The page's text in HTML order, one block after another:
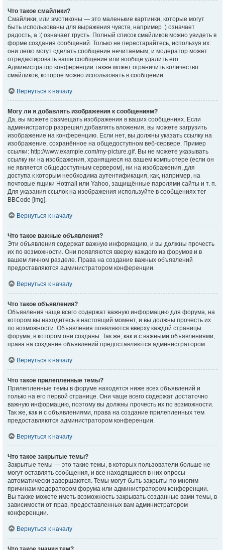
Что такое смайлики?
Смайлики, или эмотиконы — это маленькие картинки, которые могут
быть использованы для выражения чувств, например :) означает
радость, а :( означает грусть. Полный список смайликов можно увидеть в
форме создания сообщений. Только не перестарайтесь, используя их:
они легко могут сделать сообщение нечитаемым, и модератор может
отредактировать ваше сообщение или вообще удалить его.
Администратор конференции также может ограничить количество
смайликов, которое можно использовать в сообщении.
Вернуться к началу
Могу ли я добавлять изображения к сообщениям?
Да, вы можете размещать изображения в ваших сообщениях. Если
администратор разрешил добавлять вложения, вы можете загрузить
изображение на конференцию. Если нет, вы должны указать ссылку на
изображение, сохранённое на общедоступном веб-сервере. Пример
ссылки: http://www.example.com/my-picture.gif. Вы не можете указывать
ссылку ни на изображения, хранящиеся на вашем компьютере (если он
не является общедоступным сервером), ни на изображения, для
доступа к которым необходима аутентификация, как, например, на
почтовые ящики Hotmail или Yahoo, защищённые паролями сайты и т. п.
Для указания ссылок на изображения используйте в сообщениях тег
BBCode [img].
Вернуться к началу
Что такое важные объявления?
Эти объявления содержат важную информацию, и вы должны прочесть
их по возможности. Они появляются вверху каждого из форумов и в
вашем личном разделе. Права на создание важных объявлений
предоставляются администратором конференции.
Вернуться к началу
Что такое объявления?
Объявления чаще всего содержат важную информацию для форума, на
котором вы находитесь в настоящий момент, и вы должны прочесть их
по возможности. Объявления появляются вверху каждой страницы
форума, в котором они созданы. Так же, как и с важными объявлениями,
права на создание объявлений предоставляются администратором.
Вернуться к началу
Что такое прилепленные темы?
Прилепленные темы в форуме находятся ниже всех объявлений и
только на его первой странице. Они чаще всего содержат достаточно
важную информацию, поэтому вы должны прочесть их по возможности.
Так же, как и с объявлениями, права на создание прилепленных тем
предоставляются администратором конференции.
Вернуться к началу
Что такое закрытые темы?
Закрытые темы — это такие темы, в которых пользователи больше не
могут оставлять сообщения, и все находящиеся в них опросы
автоматически завершаются. Темы могут быть закрыты по многим
причинам модератором форума или администратором конференции.
Вы также можете иметь возможность закрывать созданные вами темы, в
зависимости от прав, предоставленных вам администратором
конференции.
Вернуться к началу